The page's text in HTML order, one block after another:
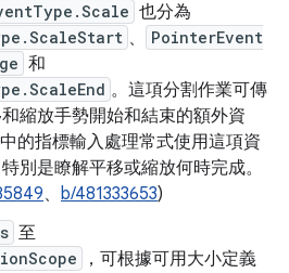
也分為
、
PointerEvent
和
。這項分割作業可傳
縮放手勢開始和結束的額外資
的指標輸入處理常式使用這項資
別是瞭解平移或縮放何時完成。
、 b/481333653)
至
，可根據可用大小定義